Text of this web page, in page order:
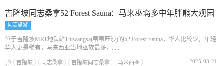
吉隆坡同志桑拿52 Forest Sauna：马来巫裔多中年胖熊大观园
同志旅游
位于吉隆坡MRT地铁站Titiwangsa(蒂蒂旺沙)的52 Forest Sauna，华人比较少，年轻
华人更是稀有，马来西亚当地巫族最多，......
吉隆坡 同志桑拿 吉隆坡同志桑拿 马来西亚 2025-03-21